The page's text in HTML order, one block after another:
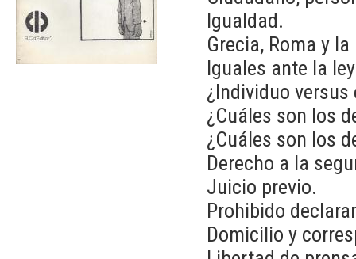
Igualdad.
Grecia, Roma y
Iguales ante la
¿Individuo versus
¿Cuáles son los
¿Cuáles son los
Derecho a la
Juicio previo.
Prohibido
Domicilio y